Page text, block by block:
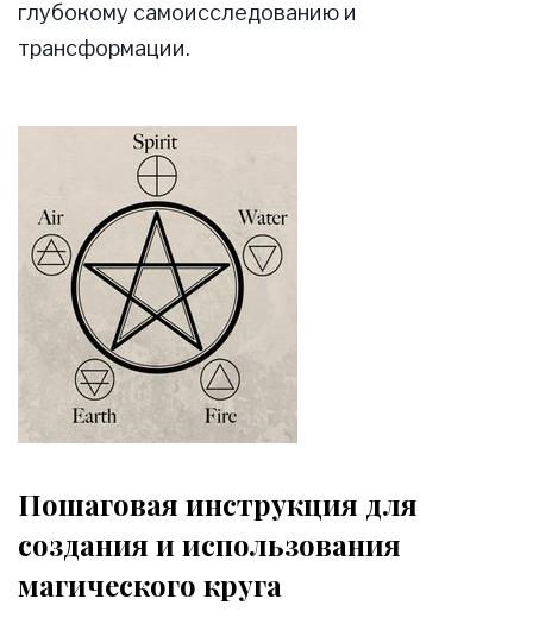
глубокому самоисследованию и
трансформации.
Пошаговая инструкция для
создания и использования
магического круга